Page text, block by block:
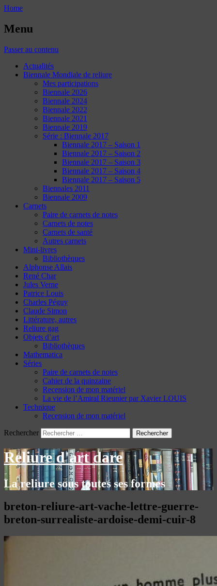
Home
Menu
Passer au contenu
Actualités
Biennale Mondiale de reliure
Mes participations
Biennale 2026
Biennale 2024
Biennale 2022
Biennale 2021
Biennale 2019
Série : Biennale 2017
Biennale 2017 – Saison 1
Biennale 2017 – Saison 2
Biennale 2017 – Saison 3
Biennale 2017 – Saison 4
Biennale 2017 – Saison 5
Biennales 2011
Biennale 2009
Carnets
Paire de carnets de notes
Carnets de notes
Carnets de santé
Autres carnets
Mini-livres
Bibliothèques
Alphonse Allais
René Char
Jules Verne
Patrice Louis
Charles Péguy
Claude Simon
Littérature, autres
Reliure gag
Objets d’art
Bibliothèques
Mathematica
Séries
Paire de carnets de notes
Cahier de la quinzaine
Recension de mon matériel
La vie de l’Amiral Rieunier par Xavier LOUIS
Technique
Recension de mon matériel
Rechercher
Reliure d'art dare
La reliure sous toutes ses formes
breton-reliure-art-vache-lettre-guerre-
breton-surrealiste-ardoise-demi-cuir-8